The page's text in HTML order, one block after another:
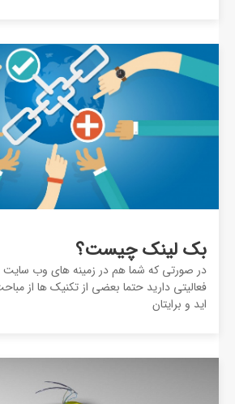
بک لینک چیست؟
در صورتی که شما هم در زمینه های وب سایت
فعالیتی دارید حتما بعضی از تکنیک ها از
اید و برایتان